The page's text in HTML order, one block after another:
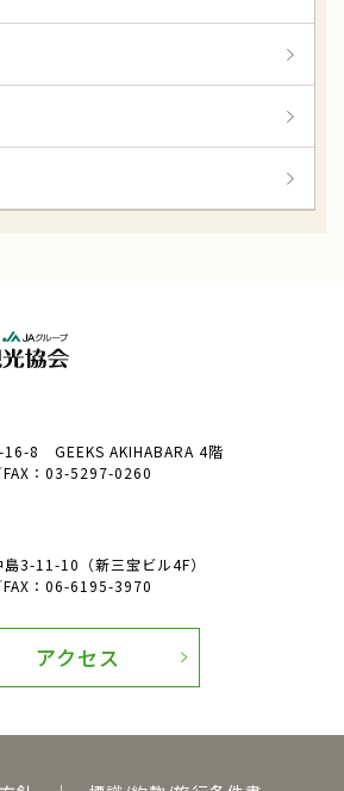
農業女子つ・な・ぐPJ
田辺の梅システム
ェクト 刀根早生柿
自由研究
田植え体験
寺島なす
16-8 GEEKS AKIHABARA 4階
：03-5297-0260
3-11-10（新三宝ビル4F）
：06-6195-3970
アクセス